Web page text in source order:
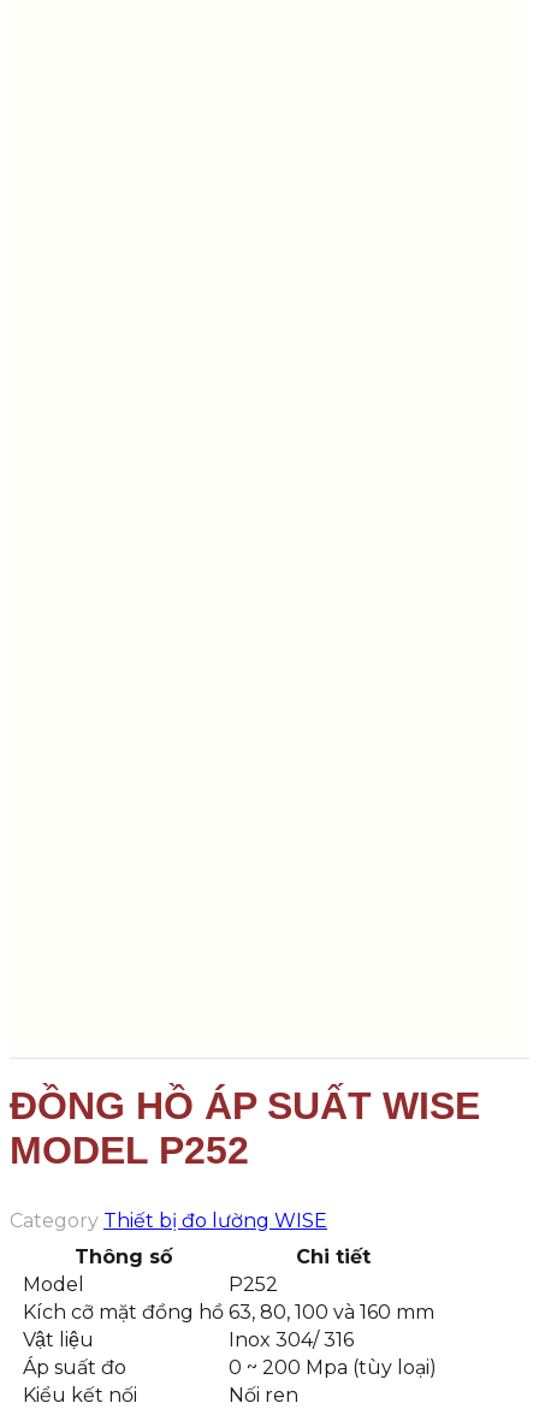
ĐỒNG HỒ ÁP SUẤT WISE
MODEL P252
Category Thiết bị đo lường WISE
Thông số
Chi tiết
Model
P252
Kích cỡ mặt đồng hồ 63, 80, 100 và 160 mm
Vật liệu
Inox 304/ 316
Áp suất đo
0 ~ 200 Mpa (tùy loại)
Kiểu kết nối
Nối ren